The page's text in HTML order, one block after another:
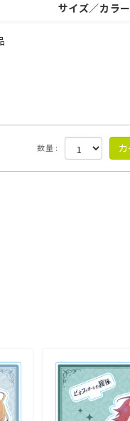
サイズ／カラー
数量 :